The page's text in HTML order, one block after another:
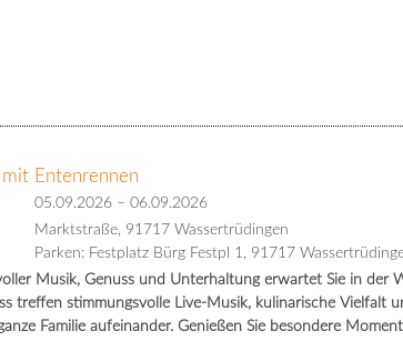
Entenrennen
05.09.2026– 06.09.2026
Marktstraße, 91717 Wassertrüdingen
Parken: Festplatz Bürg Festpl 1, 91717
Musik, Genuss und Unterhaltung erwartet Sie in der
treffen stimmungsvolle Live-Musik, kulinarische Vielfalt
Familie aufeinander. Genießen Sie besondere